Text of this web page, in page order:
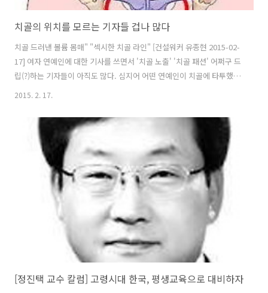
치골의 위치를 모르는 기자들 겁나 많다
치골 드러낸 볼륨 몸매" "섹시한 치골 라인" [건설워커 유종현 2015-02-
17] 여자 연예인에 대한 기사를 쓰면서 '치골 노출' '치골 패션' 어쩌구 드
립(?)하는 기자들이 아직도 많다. 심지어 어떤 연예인이 치골에 타투했다
는 기사를 본 적 있다. 남들 다 아는 걸 기자만 모르는 건지, 아니면 알고
+ 클라라, 떡하니 드러낸 치골에 포착된 '이것'…'뭐지?' ← 기자야 넌 뭐
냐? + 손바닥 비키니, 위에서 찍으니 치골까지 '헉' ← 그니까 그 여자 연
예인 치골 실제 봤냐고… 위 기사에서 처럼 진짜 치골이 노출되면 큰일
날 일이다. 치골은 골반을 구성하는 3개의 뼈 가운데 하나로 골반뼈 가장
앞부분에 위치하고 있으며 '두덩뼈'..
2015. 2. 17.
[정진택 교수 칼럼] 고령시대 한국, 평생교육으로 대비하자